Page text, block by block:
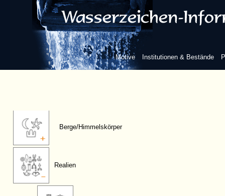
Motive Institutionen & Bestände
Fauna
Fabelwesen
Berge/Himmelskörper
Realien